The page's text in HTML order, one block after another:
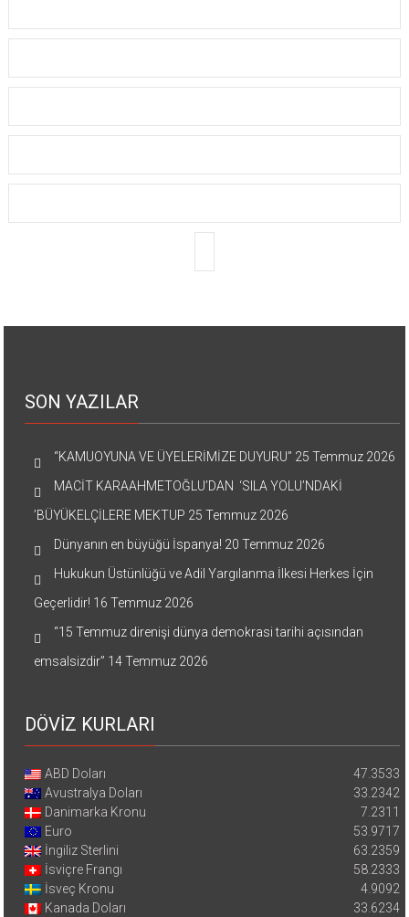
SON YAZILAR
“KAMUOYUNA VE ÜYELERİMİZE DUYURU” 25 Temmuz 2026
MACİT KARAAHMETOĞLU’DAN ‘SILA YOLU’NDAKİ
’BÜYÜKELÇİLERE MEKTUP 25 Temmuz 2026
Dünyanın en büyüğü İspanya! 20 Temmuz 2026
Hukukun Üstünlüğü ve Adil Yargılanma İlkesi Herkes İçin
Geçerlidir! 16 Temmuz 2026
“15 Temmuz direnişi dünya demokrasi tarihi açısından
emsalsizdir” 14 Temmuz 2026
DÖVİZ KURLARI
ABD Doları
47.3533
Avustralya Doları
33.2342
Danimarka Kronu
7.2311
Euro
53.9717
İngiliz Sterlini
63.2359
İsviçre Frangı
58.2333
İsveç Kronu
4.9092
Kanada Doları
33.6234